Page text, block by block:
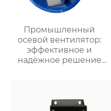
Промышленный
осевой вентилятор:
эффективное и
надёжное решение
предприятий